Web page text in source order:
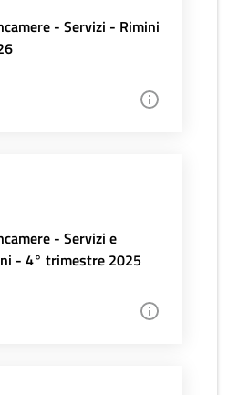
- Servizi - Rimini
- Servizi e
- 4° trimestre 2025